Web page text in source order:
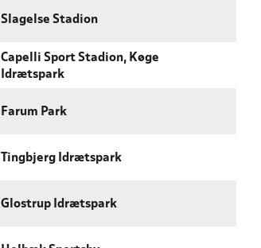
Slagelse Stadion
Capelli Sport Stadion, Køge
Idrætspark
Farum Park
Tingbjerg Idrætspark
Glostrup Idrætspark